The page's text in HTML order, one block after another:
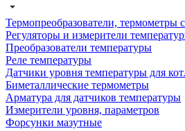
Термопреобразователи,
Регуляторы и измерители
Преобразователи температуры
Реле температуры
Датчики уровня температуры для
Биметаллические термометры
Арматура для датчиков температуры
Измерители уровня, параметров
Форсунки мазутные